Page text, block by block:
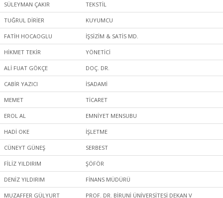
SÜLEYMAN ÇAKIR TEKSTİL
TUĞRUL DİRİER KUYUMCU
FATİH HOCAOGLU İŞSİZİM & SATİS MD.
HİKMET TEKİR YÖNETİCİ
ALİ FUAT GÖKÇE DOÇ. DR.
CABİR YAZICI İSADAMİ
MEMET TİCARET
EROL AL EMNİYET MENSUBU
HADİ OKE İŞLETME
CÜNEYT GÜNEŞ SERBEST
FİLİZ YILDIRIM ŞÖFÖR
DENİZ YILDIRIM FİNANS MÜDÜRÜ
MUZAFFER GÜLYURT PROF. DR. BİRUNİ ÜNİVERSİTESİ DEKAN V